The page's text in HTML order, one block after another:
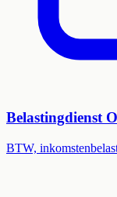
Belastingdienst
BTW,